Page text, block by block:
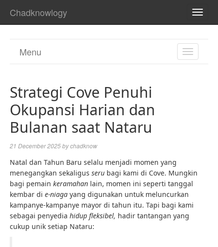
Chadknowlogy
TOGGLE
Menu
Strategi Cove Penuhi
Okupansi Harian dan
Bulanan saat Nataru
21 December 2025bychadknow
Natal dan Tahun Baru selalu menjadi momen yang
menegangkan sekaligus seru bagi kami di Cove. Mungkin
bagi pemain keramahan lain, momen ini seperti tanggal
kembar di e-niaga yang digunakan untuk meluncurkan
kampanye-kampanye mayor di tahun itu. Tapi bagi kami
sebagai penyedia hidup fleksibel, hadir tantangan yang
cukup unik setiap Nataru: